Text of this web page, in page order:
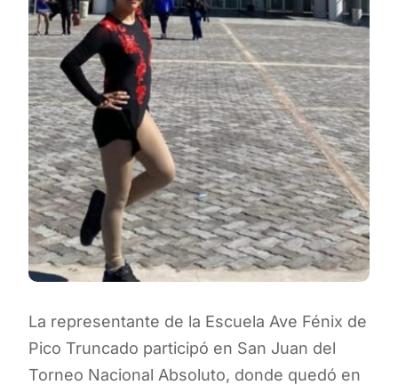
La representante de la Escuela Ave Fénix de
Pico Truncado participó en San Juan del
Torneo Nacional Absoluto, donde quedó en